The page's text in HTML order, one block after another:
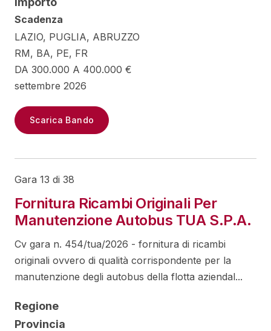
Scadenza
LAZIO, PUGLIA, ABRUZZO
RM, BA, PE, FR
DA 300.000 A 400.000 €
settembre 2026
Scarica Bando
Gara 13 di 38
Fornitura Ricambi Originali Per
Manutenzione Autobus TUA S.P.A.
Cv gara n. 454/tua/2026 - fornitura di ricambi
originali ovvero di qualità corrispondente per la
manutenzione degli autobus della flotta aziendal...
Regione
Provincia